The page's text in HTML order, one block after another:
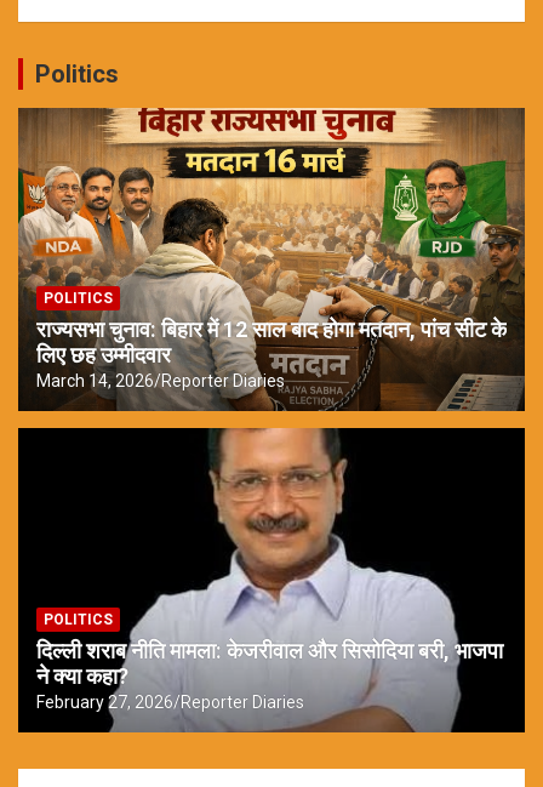
Politics
POLITICS
राज्यसभा चुनाव: बिहार में 12 साल बाद होगा मतदान, पांच सीट के
लिए छह उम्मीदवार
March 14, 2026 Reporter Diaries
POLITICS
दिल्ली शराब नीति मामला: केजरीवाल और सिसोदिया बरी, भाजपा
ने क्या कहा?
February 27, 2026 Reporter Diaries